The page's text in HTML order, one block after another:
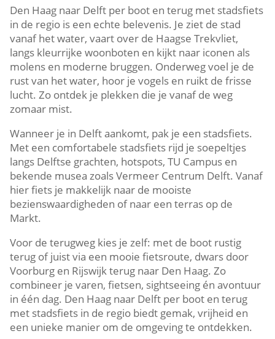
Den Haag naar Delft per boot en terug met stadsfiets
in de regio is een echte belevenis.​ Je ziet de stad
vanaf het water, vaart over de Haagse Trekvliet,
langs kleurrijke woonboten en kijkt naar iconen als
molens en moderne bruggen.​ Onderweg voel je de
rust van het water, hoor je vogels en ruikt de frisse
lucht.​ Zo ontdek je plekken die je vanaf de weg
zomaar mist.​
Wanneer je in Delft aankomt, pak je een stadsfiets.​
Met een comfortabele stadsfiets rijd je soepeltjes
langs Delftse grachten, hotspots, TU Campus en
bekende musea zoals Vermeer Centrum Delft.​ Vanaf
hier fiets je makkelijk naar de mooiste
bezienswaardigheden of naar een terras op de
Markt.​
Voor de terugweg kies je zelf: met de boot rustig
terug of juist via een mooie fietsroute, dwars door
Voorburg en Rijswijk terug naar Den Haag.​ Zo
combineer je varen, fietsen, sightseeing én avontuur
in één dag.​ Den Haag naar Delft per boot en terug
met stadsfiets in de regio biedt gemak, vrijheid en
een unieke manier om de omgeving te ontdekken.​